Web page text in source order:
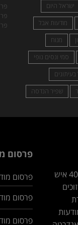
ישראל היום
מודעות אבל
מנוח
סמי ונסים נופי
שפיר הנדסה
מדי שנה הולכים לעולמם כ-40,000 איש
פרסום
פרסום
פרסום
פרסום